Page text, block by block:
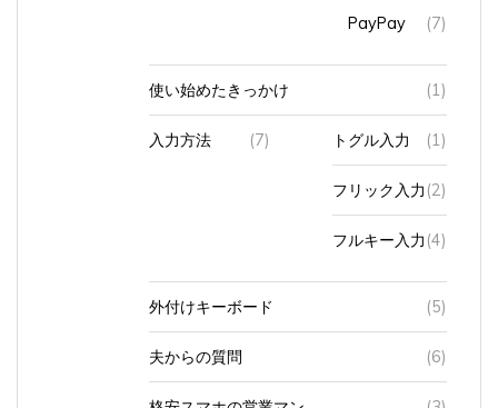
PayPay (7)
使い始めたきっかけ (1)
入力方法 (7) トグル入力 (1)
フリック入力 (2)
フルキー入力 (4)
外付けキーボード (5)
夫からの質問 (6)
格安スマホの営業マン (3)